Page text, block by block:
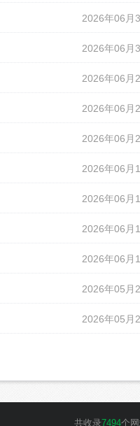
2026年06月
2026年06月
2026年06月
2026年06月
2026年06月
2026年06月
2026年06月
2026年06月
2026年06月
2026年05月
2026年05月
共收录7494个网